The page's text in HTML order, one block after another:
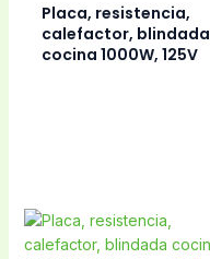
Placa, resistencia,
calefactor, blindada
cocina 1000W, 125V